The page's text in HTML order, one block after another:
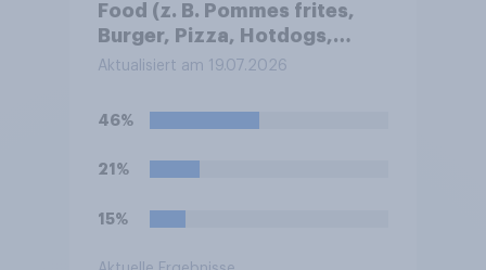
Food (z. B. Pommes frites,
Burger, Pizza, Hotdogs,
Chicken Nuggets oder
Aktualisiert am 19.07.2026
46%
21%
15%